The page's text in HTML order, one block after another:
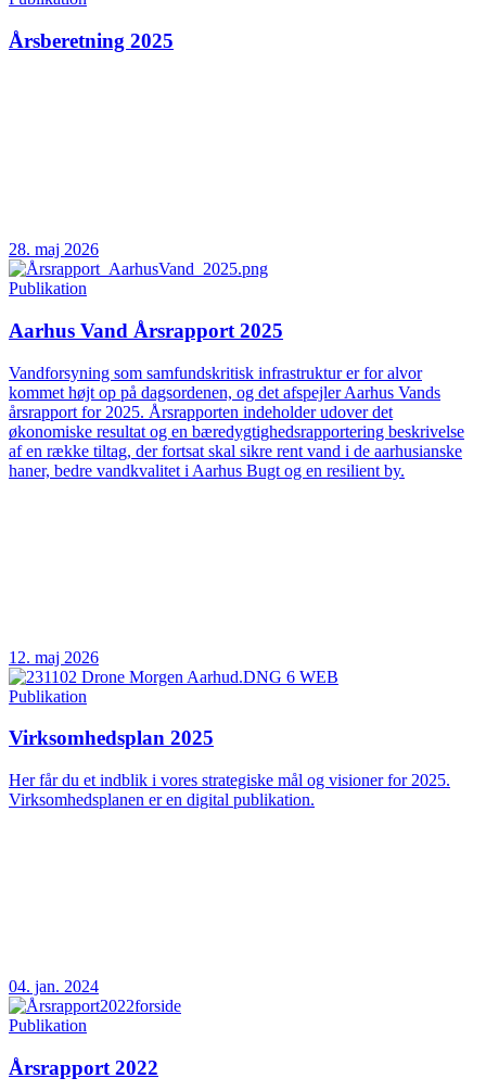
Årsberetning 2025
28. maj 2026
Publikation
Aarhus Vand Årsrapport 2025
Vandforsyning som samfundskritisk infrastruktur er for alvor
kommet højt op på dagsordenen, og det afspejler Aarhus Vands
årsrapport for 2025. Årsrapporten indeholder udover det
økonomiske resultat og en bæredygtighedsrapportering beskrivelse
af en række tiltag, der fortsat skal sikre rent vand i de aarhusianske
haner, bedre vandkvalitet i Aarhus Bugt og en resilient by.
12. maj 2026
Publikation
Virksomhedsplan 2025
Her får du et indblik i vores strategiske mål og visioner for 2025.
Virksomhedsplanen er en digital publikation.
04. jan. 2024
Publikation
Årsrapport 2022